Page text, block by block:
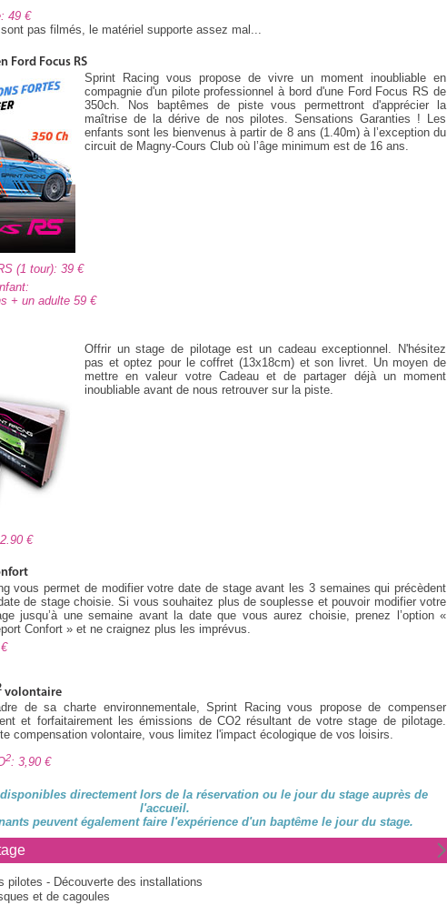
49
pas filmés, le matériel supporte assez mal...
Ford Focus RS
Sprint Racing vous propose de vivre un moment inoubliable en
compagnie d'un pilote professionnel à bord d'une Ford Focus RS de
350ch. Nos baptêmes de piste vous permettront d'apprécier la
maîtrise de la dérive de nos pilotes. Sensations Garanties ! Les
enfants sont les bienvenus à partir de 8 ans (1.40m) à l’exception du
circuit de Magny-Cours Club où l’âge minimum est de 16 ans.
(1 tour): 39
+ un adulte 59
Offrir un stage de pilotage est un cadeau exceptionnel. N'hésitez
pas et optez pour le coffret (13x18cm) et son livret. Un moyen de
mettre en valeur votre Cadeau et de partager déjà un moment
inoubliable avant de nous retrouver sur la piste.
vous permet de modifier votre date de stage avant les 3 semaines qui précèdent
de stage choisie. Si vous souhaitez plus de souplesse et pouvoir modifier votre
jusqu’à une semaine avant la date que vous aurez choisie, prenez l’option «
Confort » et ne craignez plus les imprévus.
volontaire
de sa charte environnementale, Sprint Racing vous propose de compenser
et forfaitairement les émissions de CO2 résultant de votre stage de pilotage.
compensation volontaire, vous limitez l'impact écologique de vos loisirs.
2: 3,90
directement lors de la réservation ou le jour du stage auprès de
l'accueil.
peuvent également faire l'expérience d'un baptême le jour du stage.
pilotes - Découverte des installations
et de cagoules